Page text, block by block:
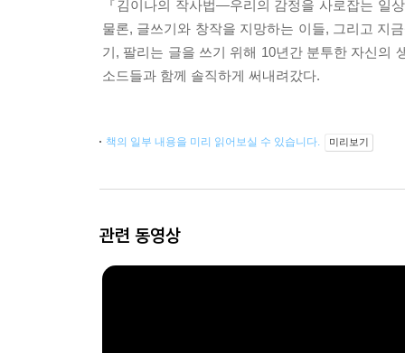
『김이나의 작사법―우리의 감정을 사로잡는 일
물론, 글쓰기와 창작을 지망하는 이들, 그리고 지
기, 팔리는 글을 쓰기 위해 10년간 분투한 자신의
소드들과 함께 솔직하게 써내려갔다.
책의 일부 내용을 미리 읽어보실 수 있습니다. 미리보기
관련 동영상